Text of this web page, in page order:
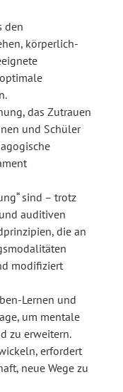
den
körperlich-
das Zutrauen
und Schüler
sind – trotz
auditiven
die an
modifiziert
Lernen und
um mentale
zu erweitern.
erfordert
neue Wege zu